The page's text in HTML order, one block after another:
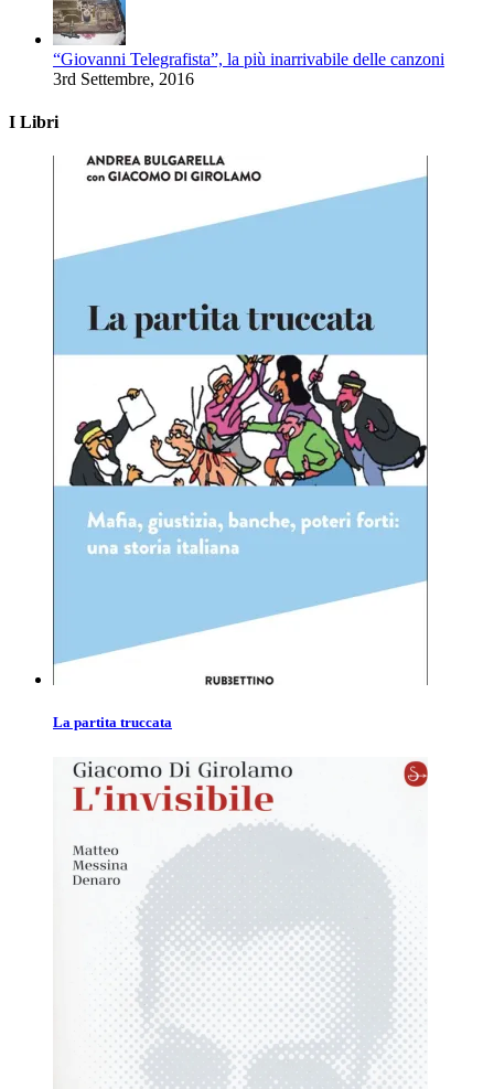
“Giovanni Telegrafista”, la più inarrivabile delle canzoni
3rd Settembre, 2016
I Libri
La partita truccata